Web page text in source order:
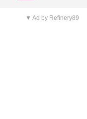
▼ Ad by Refinery89